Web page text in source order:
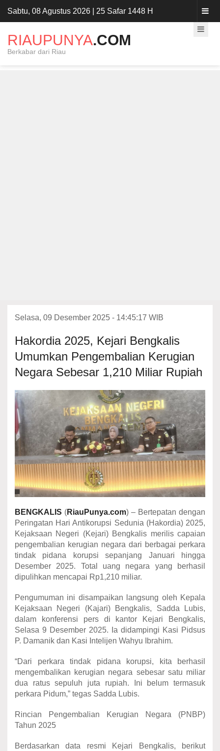
Sabtu, 08 Agustus 2026 | 25 Safar 1448 H
RIAUPUNYA.COM
Berkabar dari Riau
Selasa, 09 Desember 2025 - 14:45:17 WIB
Hakordia 2025, Kejari Bengkalis
Umumkan Pengembalian Kerugian
Negara Sebesar 1,210 Miliar Rupiah
BENGKALIS (RiauPunya.com) – Bertepatan dengan
Peringatan Hari Antikorupsi Sedunia (Hakordia) 2025,
Kejaksaan Negeri (Kejari) Bengkalis merilis capaian
pengembalian kerugian negara dari berbagai perkara
tindak pidana korupsi sepanjang Januari hingga
Desember 2025. Total uang negara yang berhasil
dipulihkan mencapai Rp1,210 miliar.
Pengumuman ini disampaikan langsung oleh Kepala
Kejaksaan Negeri (Kajari) Bengkalis, Sadda Lubis,
dalam konferensi pers di kantor Kejari Bengkalis,
Selasa 9 Desember 2025. Ia didampingi Kasi Pidsus
P. Damanik dan Kasi Intelijen Wahyu Ibrahim.
“Dari perkara tindak pidana korupsi, kita berhasil
mengembalikan kerugian negara sebesar satu miliar
dua ratus sepuluh juta rupiah. Ini belum termasuk
perkara Pidum,” tegas Sadda Lubis.
Rincian Pengembalian Kerugian Negara (PNBP)
Tahun 2025
Berdasarkan data resmi Kejari Bengkalis, berikut